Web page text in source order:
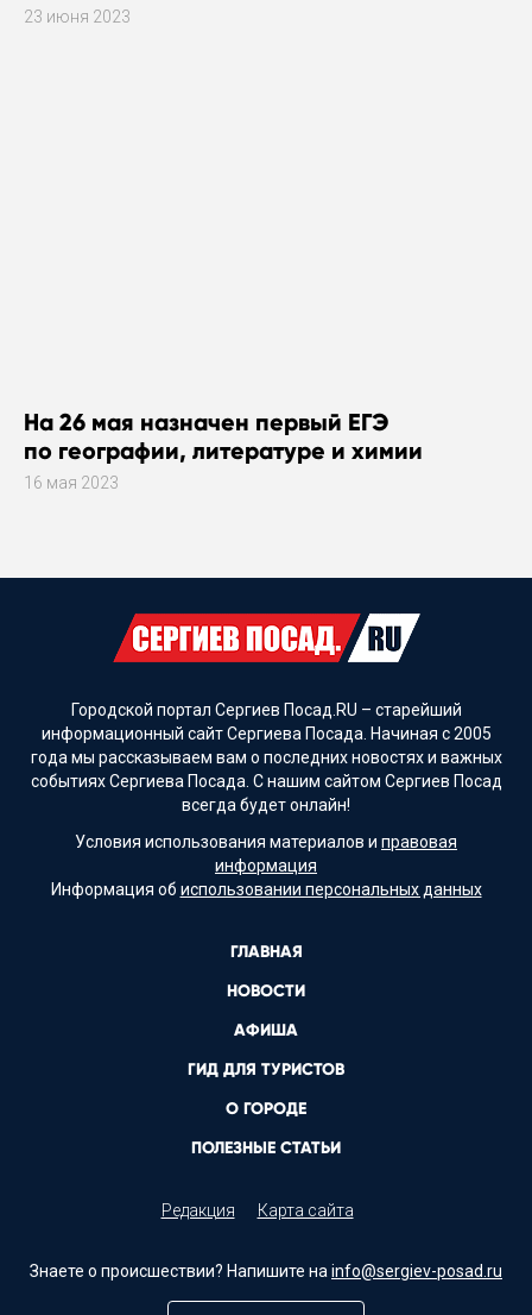
23 июня 2023
На 26 мая назначен первый ЕГЭ
по географии, литературе и химии
16 мая 2023
Городской портал Сергиев Посад.RU – старейший
информационный сайт Сергиева Посада. Начиная с 2005
года мы рассказываем вам о последних новостях и важных
событиях Сергиева Посада. С нашим сайтом Сергиев Посад
всегда будет онлайн!
Условия использования материалов и правовая
информация
Информация об использовании персональных данных
ГЛАВНАЯ
НОВОСТИ
АФИША
ГИД ДЛЯ ТУРИСТОВ
О ГОРОДЕ
ПОЛЕЗНЫЕ СТАТЬИ
Редакция Карта сайта
Знаете о происшествии? Напишите на info@sergiev-posad.ru